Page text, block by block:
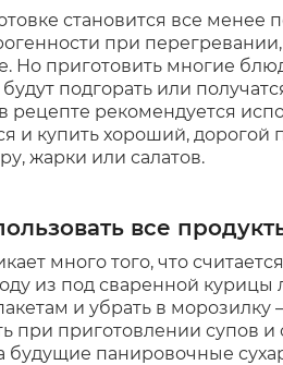
становится все
при
приготовить многие
подгорать или
рецепте рекомендуется
и купить хороший, дорогой
жарки или салатов.
все
много того, что
из под сваренной курицы
и убрать в морозилку
при приготовлении супов и
будущие панировочные